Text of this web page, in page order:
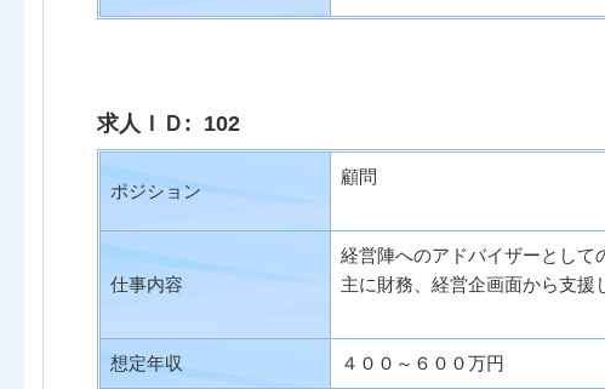
求人ＩＤ: 102
ポジション
顧問
仕事内容
経営陣へのアドバイザーとして
主に財務、経営企画面から支援
想定年収 ４００～６００万円